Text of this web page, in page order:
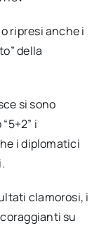
ripresi anche i
della
si sono
i
i diplomatici
clamorosi, i
su